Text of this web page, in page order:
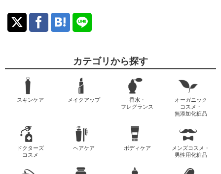
カテゴリから探す
スキンケア メイクアップ
香水・
フレグランス
オーガニック
コスメ・
無添加化粧品
ドクターズ
コスメ
ヘアケア ボディケア
メンズコスメ・
男性用化粧品